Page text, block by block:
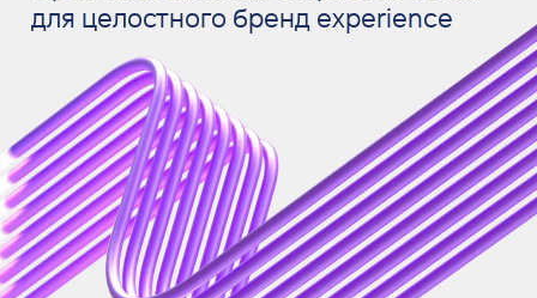
для целостного бренд experience